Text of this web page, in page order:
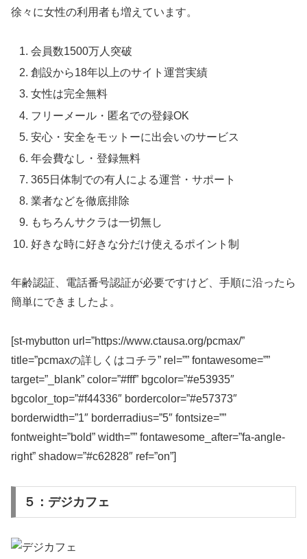
徐々に女性の利用者も増えています。
会員数1500万人突破
創設から18年以上のサイト運営実績
女性は完全無料
フリーメール・匿名での登録OK
安心・安全をモットーに出会いのサービス
年会費なし・登録無料
365日体制での有人による運営・サポート
業者などを徹底排除
もちろんサクラは一切無し
好きな時に好きな分だけ使えるポイント制
年齢認証、電話番号認証が必要ですけど、手順に沿ったら
簡単にできましたよ。
[st-mybutton url=”https://www.ctausa.org/pcmax/”
title=”pcmaxの詳しくはコチラ” rel=”” fontawesome=””
target=”_blank” color=”#fff” bgcolor=”#e53935″
bgcolor_top=”#f44336″ bordercolor=”#e57373″
borderwidth=”1″ borderradius=”5″ fontsize=””
fontweight=”bold” width=”” fontawesome_after=”fa-angle-
right” shadow=”#c62828″ ref=”on”]
５：デジカフェ